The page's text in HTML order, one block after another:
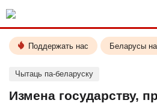
Поддержать нас Беларусы
Чытаць па-беларуску
Измена государству,